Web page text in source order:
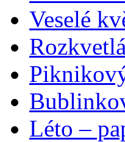
Veselé
Léto –